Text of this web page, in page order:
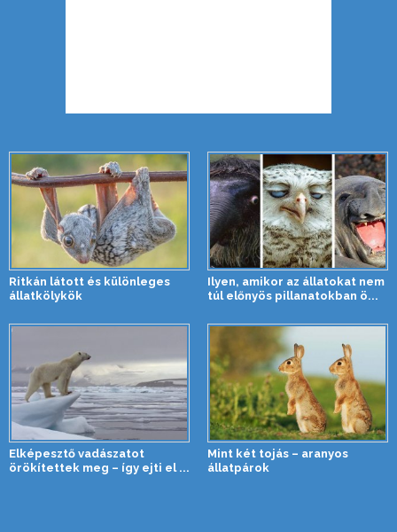
Ritkán látott és különleges
állatkölykök
Ilyen, amikor az állatokat nem
túl előnyös pillanatokban ö...
Elképesztő vadászatot
örökítettek meg – így ejti el ...
Mint két tojás – aranyos
állatpárok